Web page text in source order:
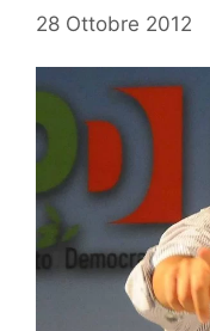
28 Ottobre 2012